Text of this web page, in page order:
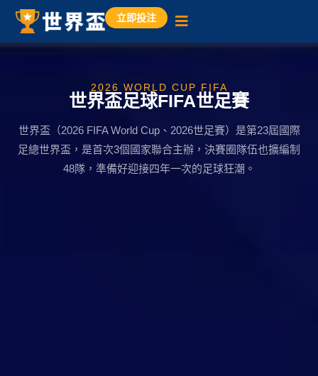
立即投注
2026 WORLD CUP FIFA
世界盃足球FIFA世足賽
世界盃（2026 FIFA World Cup、2026世足賽）是第23屆國際
足總世界盃，是首次3個國家聯合主辦，決賽圈隊伍也擴編制
48隊，準備好迎接四年一次的足球狂潮。